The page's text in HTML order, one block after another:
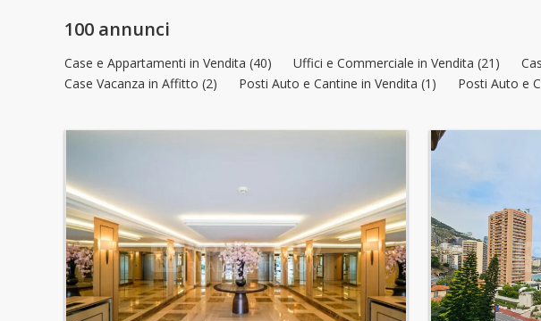
100 annunci
Case e Appartamenti in Vendita (40) Uffici e Commerciale in Vendita (21)
Case Vacanza in Affitto (2)
Posti Auto e Cantine in Vendita (1) Posti Auto e